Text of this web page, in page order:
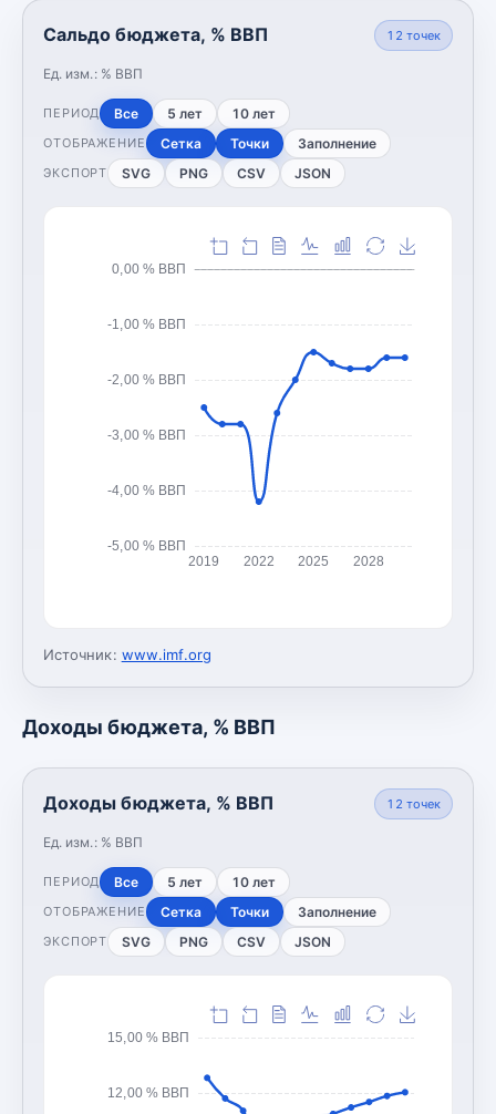
Сальдо бюджета, % ВВП
Ед. изм.: % ВВП
12 точек
ПЕРИОД Все 5 лет 10 лет
ОТОБРАЖЕНИЕ Сетка Точки Заполнение
ЭКСПОРТ SVG PNG CSV JSON
-5,00 % ВВП
-4,00 % ВВП
-3,00 % ВВП
-2,00 % ВВП
-1,00 % ВВП
0,00 % ВВП
2019 2022 2025 2028
Источник: www.imf.org
Доходы бюджета, % ВВП
Доходы бюджета, % ВВП
Ед. изм.: % ВВП
12 точек
ПЕРИОД Все 5 лет 10 лет
ОТОБРАЖЕНИЕ Сетка Точки Заполнение
ЭКСПОРТ SVG PNG CSV JSON
12,00 % ВВП
15,00 % ВВП